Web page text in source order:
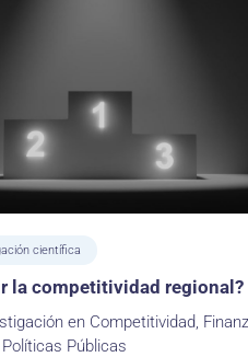
científica
la competitividad regional?
en Competitividad,
Públicas